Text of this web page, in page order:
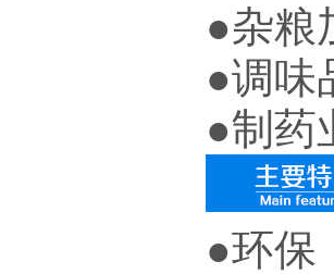
●杂粮
●调味
●制药
●环保